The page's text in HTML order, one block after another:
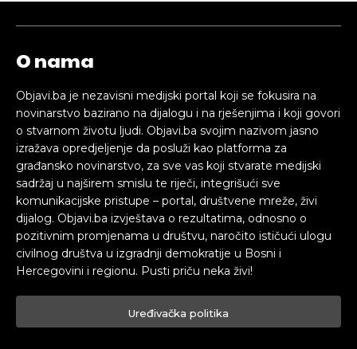
O nama
Objavi.ba je nezavisni medijski portal koji se fokusira na
novinarstvo bazirano na dijalogu i na rješenjima i koji govori
o stvarnom životu ljudi. Objavi.ba svojim nazivom jasno
izražava opredjeljenje da posluži kao platforma za
građansko novinarstvo, za sve vas koji stvarate medijski
sadržaj u najširem smislu te riječi, integrišući sve
komunikacijske pristupe – portal, društvene mreže, živi
dijalog. Objavi.ba izvještava o rezultatima, odnosno o
pozitivnim promjenama u društvu, naročito ističući ulogu
civilnog društva u izgradnji demokratije u Bosni i
Hercegovini i regionu. Pusti priču neka živi!
Uređivačka politika